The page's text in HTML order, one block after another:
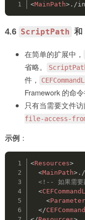
<MainPath>./
4.6 ScriptPath 和
在简单的扩展中，
省略。
件，
Framework 的命
只有当需要文件
file-access-
示例 ：
<Resources>
<MainPath>./
<!-- 如果需要
<
<Parameter
</